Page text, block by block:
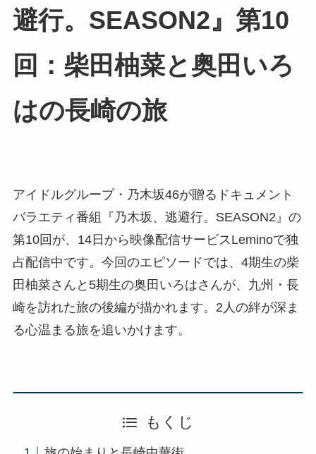
避行。SEASON2』第10
回：柴田柚菜と奥田いろ
はの長崎の旅
アイドルグループ・乃木坂46が贈るドキュメント
バラエティ番組『乃木坂、逃避行。SEASON2』の
第10回が、14日から映像配信サービスLeminoで独
占配信中です。今回のエピソードでは、4期生の柴
田柚菜さんと5期生の奥田いろはさんが、九州・長
崎を訪れた旅の後編が描かれます。2人の絆が深ま
る心温まる旅を追いかけます。
もくじ